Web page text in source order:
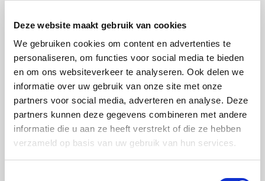
Deze website maakt gebruik van cookies
We gebruiken cookies om content en advertenties te
personaliseren, om functies voor social media te bieden
en om ons websiteverkeer te analyseren. Ook delen we
informatie over uw gebruik van onze site met onze
partners voor social media, adverteren en analyse. Deze
partners kunnen deze gegevens combineren met andere
informatie die u aan ze heeft verstrekt of die ze hebben
verzameld op basis van uw gebruik van hun services.
Sarenza Interhome Schiesser Bolt Energie